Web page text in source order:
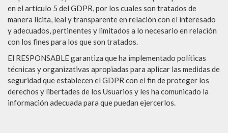
en el artículo 5 del GDPR, por los cuales son tratados de
manera lícita, leal y transparente en relación con el interesado
y adecuados, pertinentes y limitados a lo necesario en relación
con los fines para los que son tratados.
El RESPONSABLE garantiza que ha implementado políticas
técnicas y organizativas apropiadas para aplicar las medidas de
seguridad que establecen el GDPR con el fin de proteger los
derechos y libertades de los Usuarios y les ha comunicado la
información adecuada para que puedan ejercerlos.